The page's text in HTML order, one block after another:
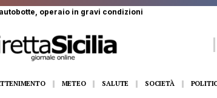
operaio in gravi condizioni
METEO SALUTE SOCIETÀ